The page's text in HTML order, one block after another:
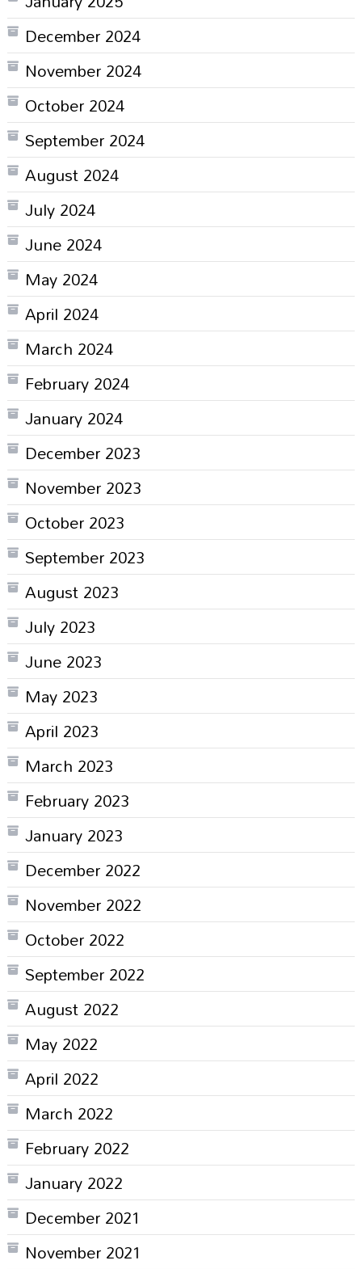
December 2024
November 2024
October 2024
September 2024
August 2024
July 2024
June 2024
May 2024
April 2024
March 2024
February 2024
January 2024
December 2023
November 2023
October 2023
September 2023
August 2023
July 2023
June 2023
May 2023
April 2023
March 2023
February 2023
January 2023
December 2022
November 2022
October 2022
September 2022
August 2022
May 2022
April 2022
March 2022
February 2022
January 2022
December 2021
November 2021